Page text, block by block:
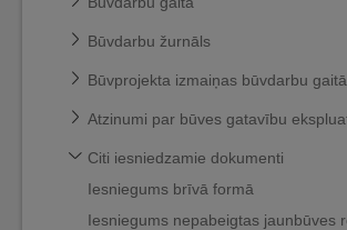
Būvdarbu žurnāls
Būvprojekta izmaiņas būvdarbu gaitā
Atzinumi par būves gatavību
Citi iesniedzamie dokumenti
Iesniegums brīvā formā
Iesniegums nepabeigtas jaunbūves